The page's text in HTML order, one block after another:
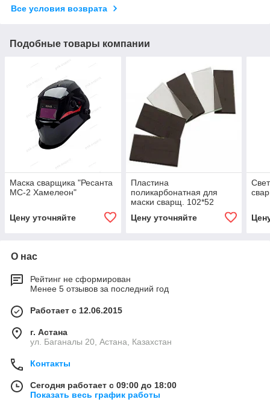
Все условия возврата
Подобные товары компании
Маска сварщика "Ресанта
МС-2 Хамелеон"
Цену уточняйте
Пластина
поликарбонатная для
маски сварщ. 102*52
Цену уточняйте
О нас
Рейтинг не сформирован
Менее 5 отзывов за последний год
Работает с 12.06.2015
г. Астана
ул. Баганалы 20, Астана, Казахстан
Контакты
Сегодня работает с 09:00 до 18:00
Показать весь график работы